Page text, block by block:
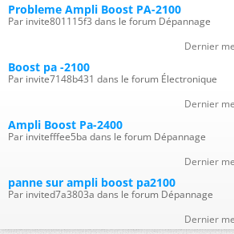
Probleme Ampli Boost PA-2100
Par invite801115f3 dans le forum Dépannage
Dernier
Boost pa -2100
Par invite7148b431 dans le forum Électronique
Dernier
Ampli Boost Pa-2400
Par invitefffee5ba dans le forum Dépannage
Dernier
panne sur ampli boost pa2100
Par invited7a3803a dans le forum Dépannage
Dernier